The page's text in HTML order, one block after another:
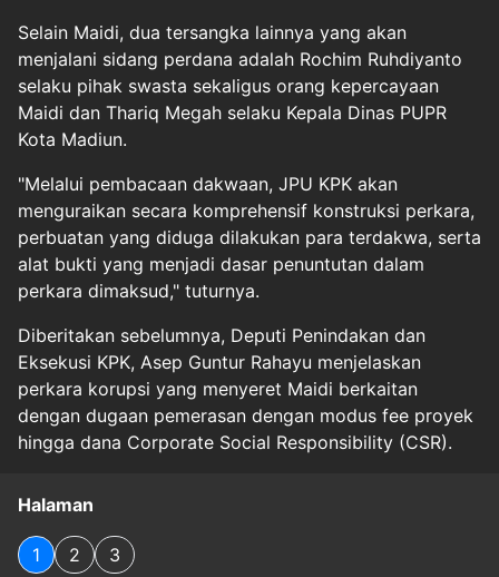
Selain Maidi, dua tersangka lainnya yang akan
menjalani sidang perdana adalah Rochim Ruhdiyanto
selaku pihak swasta sekaligus orang kepercayaan
Maidi dan Thariq Megah selaku Kepala Dinas PUPR
Kota Madiun.
"Melalui pembacaan dakwaan, JPU KPK akan
menguraikan secara komprehensif konstruksi perkara,
perbuatan yang diduga dilakukan para terdakwa, serta
alat bukti yang menjadi dasar penuntutan dalam
perkara dimaksud," tuturnya.
Diberitakan sebelumnya, Deputi Penindakan dan
Eksekusi KPK, Asep Guntur Rahayu menjelaskan
perkara korupsi yang menyeret Maidi berkaitan
dengan dugaan pemerasan dengan modus fee proyek
hingga dana Corporate Social Responsibility (CSR).
Halaman
1 2 3